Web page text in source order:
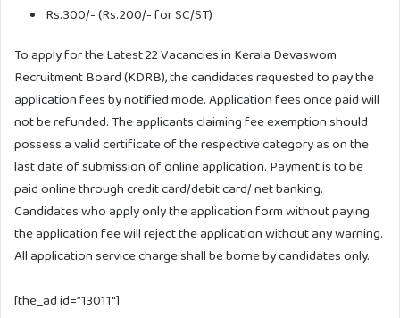
Rs.300/- (Rs.200/- for SC/ST)
To apply for the Latest 22 Vacancies in Kerala Devaswom
Recruitment Board (KDRB), the candidates requested to pay the
application fees by notified mode. Application fees once paid will
not be refunded. The applicants claiming fee exemption should
possess a valid certificate of the respective category as on the
last date of submission of online application. Payment is to be
paid online through credit card/debit card/ net banking.
Candidates who apply only the application form without paying
the application fee will reject the application without any warning.
All application service charge shall be borne by candidates only.
[the_ad id=”13011″]